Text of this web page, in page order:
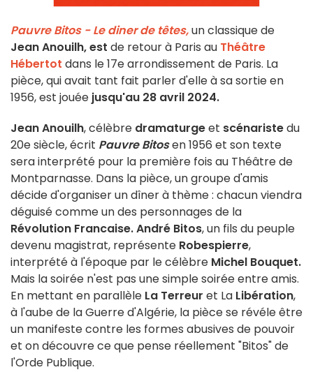
Pauvre Bitos - Le diner de têtes,un classique de
Jean Anouilh, est de retour à Paris au Théâtre
Hébertot dans le 17e arrondissement de Paris. La
pièce, qui avait tant fait parler d'elle à sa sortie en
1956, est jouée jusqu'au 28 avril 2024.
Jean Anouilh, célèbre dramaturgeet scénaristedu
20e siècle, écrit Pauvre Bitosen 1956 et son texte
sera interprété pour la première fois au Théâtre de
Montparnasse. Dans la pièce, un groupe d'amis
décide d'organiser un dîner à thème : chacun viendra
déguisé comme un des personnages de la
Révolution Francaise.André Bitos, un fils du peuple
devenu magistrat, représente Robespierre,
interprété à l'époque par le célèbre Michel Bouquet.
Mais la soirée n'est pas une simple soirée entre amis.
En mettant en parallèle La Terreur et La Libération,
à l'aube de la Guerre d'Algérie, la pièce se révéle être
un manifeste contre les formes abusives de pouvoir
et on découvre ce que pense réellement "Bitos" de
l'Orde Publique.